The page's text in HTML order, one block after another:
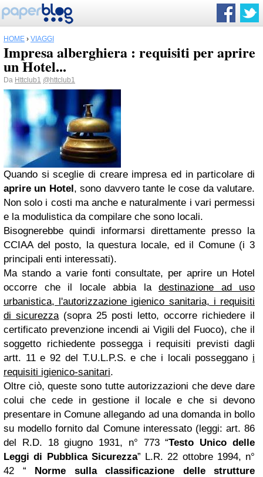
HOME › VIAGGI
Impresa alberghiera : requisiti per aprire
un Hotel...
Da Httclub1 @httclub1
Quando si sceglie di creare impresa ed in particolare di
aprire un Hotel, sono davvero tante le cose da valutare.
Non solo i costi ma anche e naturalmente i vari permessi
e la modulistica da compilare che sono locali.
Bisognerebbe quindi informarsi direttamente presso la
CCIAA del posto, la questura locale, ed il Comune (i 3
principali enti interessati).
Ma stando a varie fonti consultate, per aprire un Hotel
occorre che il locale abbia la destinazione ad uso
urbanistica, l'autorizzazione igienico sanitaria, i requisiti
di sicurezza(sopra 25 posti letto, occorre richiedere il
certificato prevenzione incendi ai Vigili del Fuoco), che il
soggetto richiedente possegga i requisiti previsti dagli
artt. 11 e 92 del T.U.L.P.S. e che i locali posseggano i
requisiti igienico-sanitari.
Oltre ciò, queste sono tutte autorizzazioni che deve dare
colui che cede in gestione il locale e che si devono
presentare in Comune allegando ad una domanda in bollo
su modello fornito dal Comune interessato (leggi: art. 86
del R.D. 18 giugno 1931, n° 773 “Testo Unico delle
Leggi di Pubblica Sicurezza” L.R. 22 ottobre 1994, n°
42 “ Norme sulla classificazione delle strutture